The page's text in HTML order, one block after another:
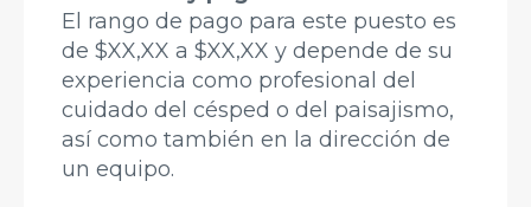
El rango de pago para este puesto es
de $XX,XX a $XX,XX y depende de su
experiencia como profesional del
cuidado del césped o del paisajismo,
así como también en la dirección de
un equipo.